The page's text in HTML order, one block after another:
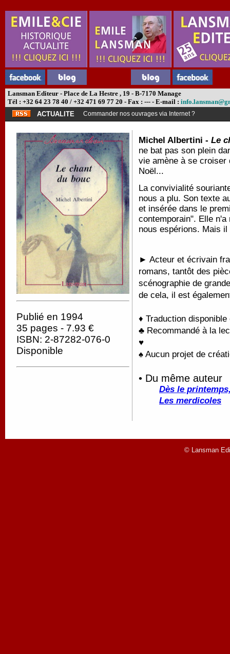
Lansman Editeur - Place de La Hestre , 19 - B-7170 Manage
Tél : +32 64 23 78 40 / +32 471 69 77 20 - Fax : --- - E-mail :
ACTUALITE
Commander nos ouvrages via Internet ?
Publié en 1994
35 pages - 7.93 €
ISBN: 2-87282-076-0
Disponible
Michel Albertini - Le
ne bat pas son plein
vie amène à se croiser
Noël...
La convivialité
nous a plu. Son texte
et insérée dans le
contemporain". Elle
nous espérions. Mais
► Acteur et écrivain
romans, tantôt des
scénographie de
de cela, il est
♦ Traduction
♣ Recommandé à la
♥
♠ Aucun projet de
• Du même auteur
Dès le
Les merdicoles
© Lansman